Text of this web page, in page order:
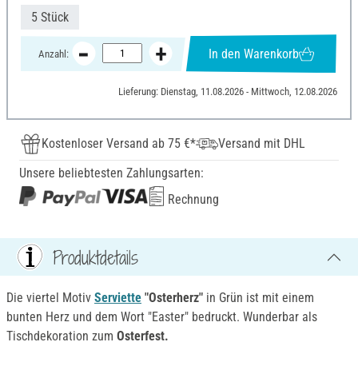
5 Stück
Anzahl: In den Warenkorb
Lieferung: Dienstag, 11.08.2026 - Mittwoch, 12.08.2026
Kostenloser Versand ab 75 €*
Versand mit DHL
Unsere beliebtesten Zahlungsarten:
Rechnung
Produktdetails
Die viertel Motiv Serviette "Osterherz" in Grün ist mit einem
bunten Herz und dem Wort "Easter" bedruckt. Wunderbar als
Tischdekoration zum Osterfest.